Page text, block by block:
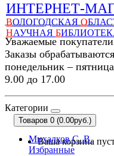
ИНТЕРНЕТ-
ВОЛОГОДСКАЯ О
НАУЧНАЯ Б
Уважаемые
Заказы обрабатываются
понедельник –
9.00 до 17.00
Категории
Товаров 0 (0.00руб.)
Ваша корзина
Михалков С. В.
Избранные